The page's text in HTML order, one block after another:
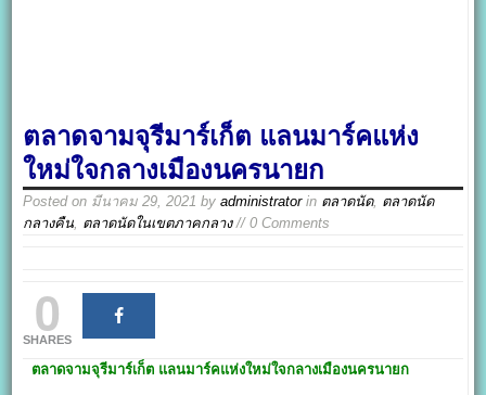
ตลาดจามจุรีมาร์เก็ต แลนมาร์คแห่ง
ใหม่ใจกลางเมืองนครนายก
Posted on มีนาคม 29, 2021 byadministratorin ตลาดนัด, ตลาดนัด
กลางคืน, ตลาดนัดในเขตภาคกลาง// 0 Comments
0
SHARES
ตลาดจามจุรีมาร์เก็ต แลนมาร์คแห่งใหม่ใจกลางเมืองนครนายก